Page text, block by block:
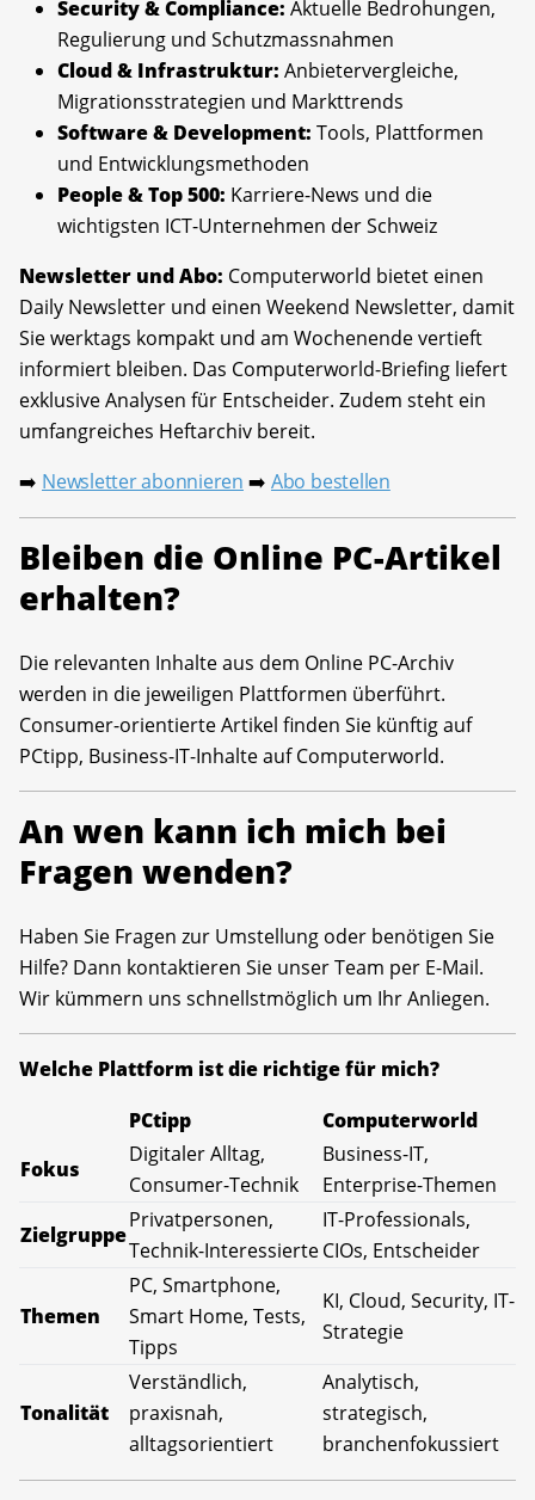
Security & Compliance: Aktuelle Bedrohungen,
Regulierung und Schutzmassnahmen
Cloud & Infrastruktur: Anbietervergleiche,
Migrationsstrategien und Markttrends
Software & Development: Tools, Plattformen
und Entwicklungsmethoden
People & Top 500: Karriere-News und die
wichtigsten ICT-Unternehmen der Schweiz
Newsletter und Abo: Computerworld bietet einen
Daily Newsletter und einen Weekend Newsletter, damit
Sie werktags kompakt und am Wochenende vertieft
informiert bleiben. Das Computerworld-Briefing liefert
exklusive Analysen für Entscheider. Zudem steht ein
umfangreiches Heftarchiv bereit.
➡️ Newsletter abonnieren ➡️ Abo bestellen
Bleiben die Online PC-Artikel
erhalten?
Die relevanten Inhalte aus dem Online PC-Archiv
werden in die jeweiligen Plattformen überführt.
Consumer-orientierte Artikel finden Sie künftig auf
PCtipp, Business-IT-Inhalte auf Computerworld.
An wen kann ich mich bei
Fragen wenden?
Haben Sie Fragen zur Umstellung oder benötigen Sie
Hilfe? Dann kontaktieren Sie unser Team per E-Mail.
Wir kümmern uns schnellstmöglich um Ihr Anliegen.
Welche Plattform ist die richtige für mich?
PCtipp
Computerworld
Fokus
Digitaler Alltag,
Consumer-Technik
Business-IT,
Enterprise-Themen
Zielgruppe
Privatpersonen,
Technik-Interessierte
IT-Professionals,
CIOs, Entscheider
Themen
PC, Smartphone,
Smart Home, Tests,
Tipps
KI, Cloud, Security, IT-
Strategie
Tonalität
Verständlich,
praxisnah,
alltagsorientiert
Analytisch,
strategisch,
branchenfokussiert